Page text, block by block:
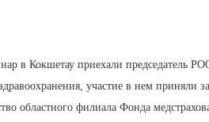
в Кокшетау приехали председатель
участие в нем приняли
областного филиала Фонда